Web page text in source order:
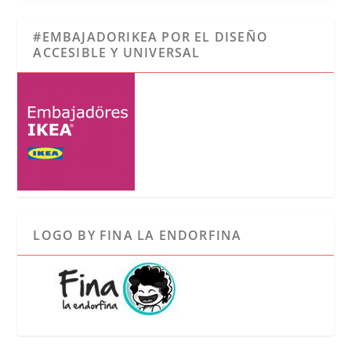
#EMBAJADORIKEA POR EL DISEÑO
ACCESIBLE Y UNIVERSAL
LOGO BY FINA LA ENDORFINA